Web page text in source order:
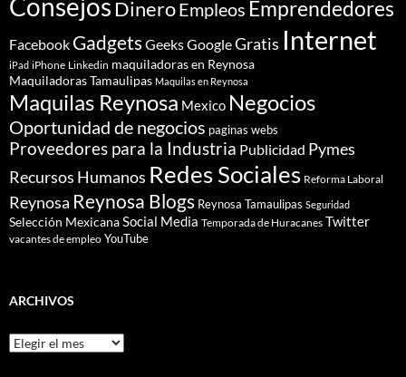
ConsejosDineroEmpleos Emprendedores
Facebook GadgetsGeeksGoogleGratis Internet
iPad iPhone Linkedin maquiladoras en Reynosa
Maquiladoras Tamaulipas Maquilas en Reynosa
Maquilas Reynosa Mexico Negocios
Oportunidad de negocios paginas webs
Proveedores para la Industria Publicidad Pymes
Recursos Humanos Redes Sociales Reforma Laboral
Reynosa Reynosa Blogs Reynosa Tamaulipas Seguridad
Selección MexicanaSocial Media Temporada de Huracanes Twitter
vacantes de empleo YouTube
ARCHIVOS
Archivos